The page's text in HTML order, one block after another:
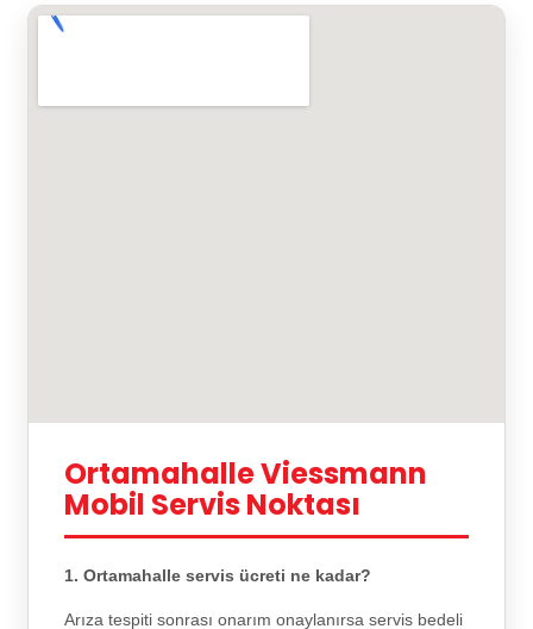
Ortamahalle Viessmann
Mobil Servis Noktası
1. Ortamahalle servis ücreti ne kadar?
Arıza tespiti sonrası onarım onaylanırsa servis bedeli